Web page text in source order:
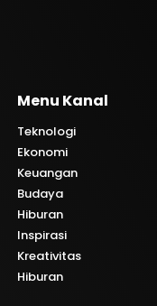
Menu Kanal
Teknologi
Ekonomi
Keuangan
Budaya
Hiburan
Inspirasi
Kreativitas
Hiburan